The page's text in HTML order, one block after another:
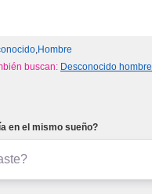
,Hombre
buscan: Desconocido hombre
en el mismo sueño?